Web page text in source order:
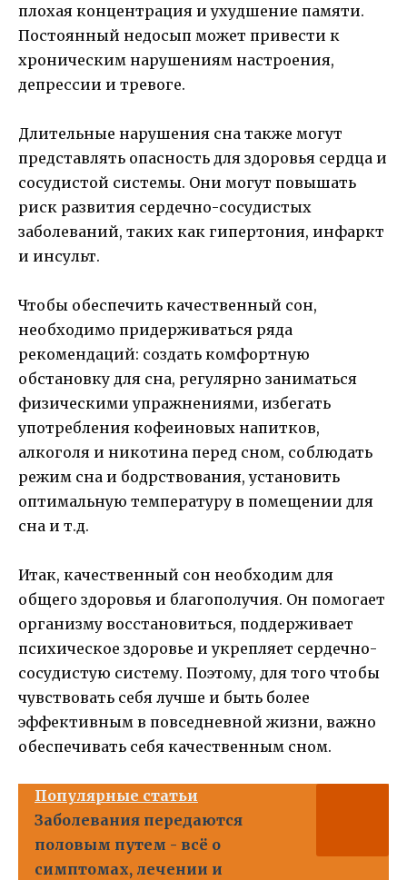
плохая концентрация и ухудшение памяти.
Постоянный недосып может привести к
хроническим нарушениям настроения,
депрессии и тревоге.
Длительные нарушения сна также могут
представлять опасность для здоровья сердца и
сосудистой системы. Они могут повышать
риск развития сердечно-сосудистых
заболеваний, таких как гипертония, инфаркт
и инсульт.
Чтобы обеспечить качественный сон,
необходимо придерживаться ряда
рекомендаций: создать комфортную
обстановку для сна, регулярно заниматься
физическими упражнениями, избегать
употребления кофеиновых напитков,
алкоголя и никотина перед сном, соблюдать
режим сна и бодрствования, установить
оптимальную температуру в помещении для
сна и т.д.
Итак, качественный сон необходим для
общего здоровья и благополучия. Он помогает
организму восстановиться, поддерживает
психическое здоровье и укрепляет сердечно-
сосудистую систему. Поэтому, для того чтобы
чувствовать себя лучше и быть более
эффективным в повседневной жизни, важно
обеспечивать себя качественным сном.
Популярные статьи
Заболевания передаются
половым путем - всё о
симптомах, лечении и